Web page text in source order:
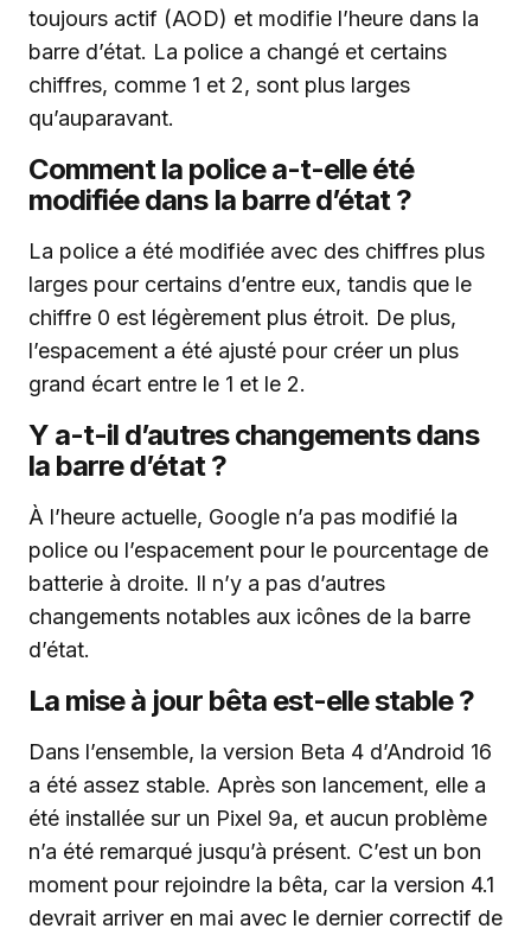
toujours actif (AOD) et modifie l’heure dans la
barre d’état. La police a changé et certains
chiffres, comme 1 et 2, sont plus larges
qu’auparavant.
Comment la police a-t-elle été
modifiée dans la barre d’état ?
La police a été modifiée avec des chiffres plus
larges pour certains d’entre eux, tandis que le
chiffre 0 est légèrement plus étroit. De plus,
l’espacement a été ajusté pour créer un plus
grand écart entre le 1 et le 2.
Y a-t-il d’autres changements dans
la barre d’état ?
À l’heure actuelle, Google n’a pas modifié la
police ou l’espacement pour le pourcentage de
batterie à droite. Il n’y a pas d’autres
changements notables aux icônes de la barre
d’état.
La mise à jour bêta est-elle stable ?
Dans l’ensemble, la version Beta 4 d’Android 16
a été assez stable. Après son lancement, elle a
été installée sur un Pixel 9a, et aucun problème
n’a été remarqué jusqu’à présent. C’est un bon
moment pour rejoindre la bêta, car la version 4.1
devrait arriver en mai avec le dernier correctif de